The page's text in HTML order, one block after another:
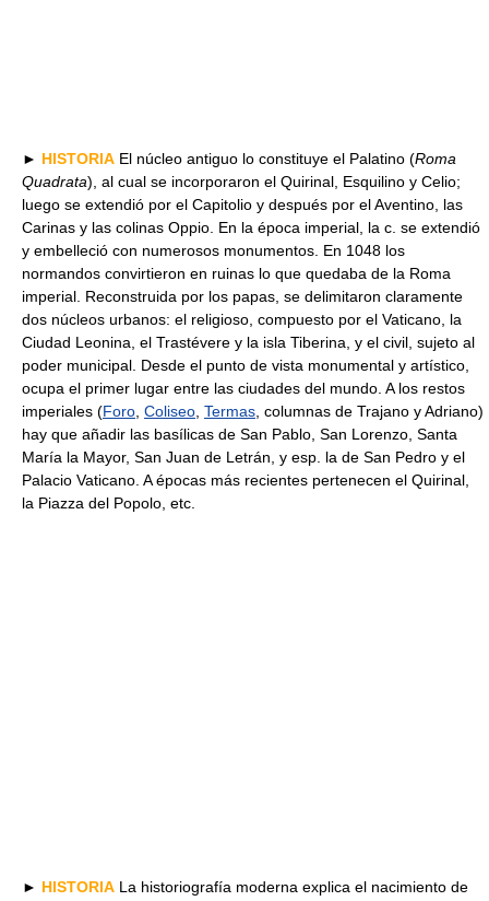
► HISTORIA El núcleo antiguo lo constituye el Palatino (Roma
Quadrata), al cual se incorporaron el Quirinal, Esquilino y Celio;
luego se extendió por el Capitolio y después por el Aventino, las
Carinas y las colinas Oppio. En la época imperial, la c. se extendió
y embelleció con numerosos monumentos. En 1048 los
normandos convirtieron en ruinas lo que quedaba de la Roma
imperial. Reconstruida por los papas, se delimitaron claramente
dos núcleos urbanos: el religioso, compuesto por el Vaticano, la
Ciudad Leonina, el Trastévere y la isla Tiberina, y el civil, sujeto al
poder municipal. Desde el punto de vista monumental y artístico,
ocupa el primer lugar entre las ciudades del mundo. A los restos
imperiales (Foro Coliseo Termas , columnas de Trajano y Adriano)
hay que añadir las basílicas de San Pablo, San Lorenzo, Santa
María la Mayor, San Juan de Letrán, y esp. la de San Pedro y el
Palacio Vaticano. A épocas más recientes pertenecen el Quirinal,
la Piazza del Popolo, etc.
► HISTORIA La historiografía moderna explica el nacimiento de